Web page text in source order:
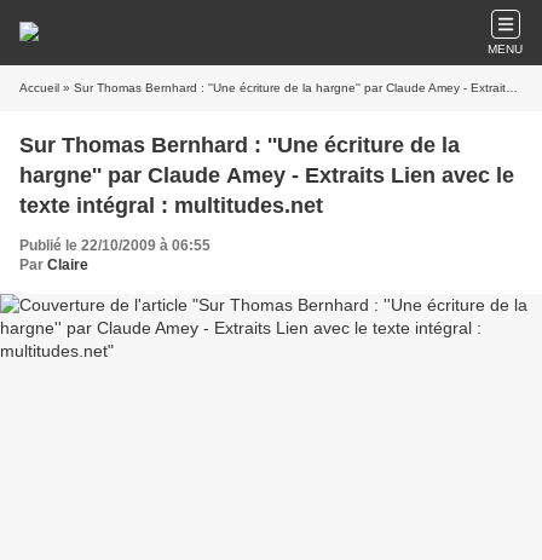
MENU
Accueil » Sur Thomas Bernhard : ''Une écriture de la hargne'' par Claude Amey - Extraits Lien avec le texte intégral : multitudes.net
Sur Thomas Bernhard : ''Une écriture de la
hargne'' par Claude Amey - Extraits Lien avec le
texte intégral : multitudes.net
Publié le 22/10/2009 à 06:55
Par Claire